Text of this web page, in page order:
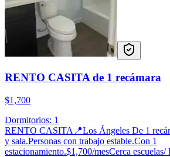
RENTO CASITA de 1 recámara
$1,700
Dormitorios: 1
RENTO CASITA📍Los Ángeles De 1
y sala.Personas con trabajo estable.Con 1
estacionamiento.$1,700/mesCerca